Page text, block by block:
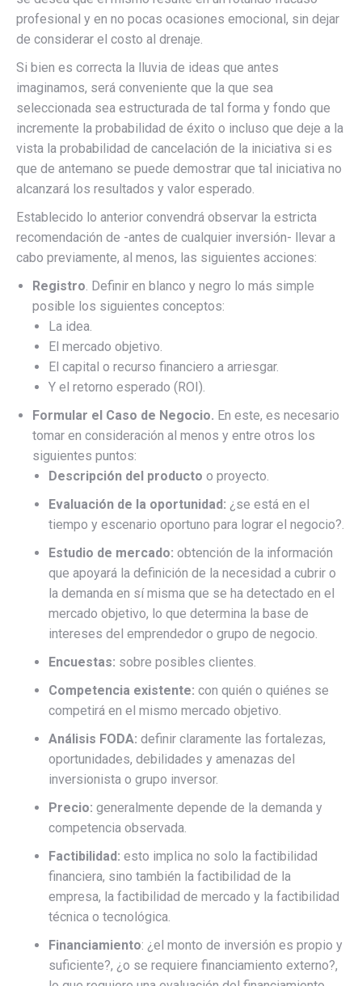
profesional y en no pocas ocasiones emocional, sin dejar
de considerar el costo al drenaje.
Si bien es correcta la lluvia de ideas que antes
imaginamos, será conveniente que la que sea
seleccionada sea estructurada de tal forma y fondo que
incremente la probabilidad de éxito o incluso que deje a la
vista la probabilidad de cancelación de la iniciativa si es
que de antemano se puede demostrar que tal iniciativa no
alcanzará los resultados y valor esperado.
Establecido lo anterior convendrá observar la estricta
recomendación de -antes de cualquier inversión- llevar a
cabo previamente, al menos, las siguientes acciones:
Registro. Definir en blanco y negro lo más simple
posible los siguientes conceptos:
La idea.
El mercado objetivo.
El capital o recurso financiero a arriesgar.
Y el retorno esperado (ROI).
Formular el Caso de Negocio. En este, es necesario
tomar en consideración al menos y entre otros los
siguientes puntos:
Descripción del producto o proyecto.
Evaluación de la oportunidad: ¿se está en el
tiempo y escenario oportuno para lograr el negocio?.
Estudio de mercado: obtención de la información
que apoyará la definición de la necesidad a cubrir o
la demanda en sí misma que se ha detectado en el
mercado objetivo, lo que determina la base de
intereses del emprendedor o grupo de negocio.
Encuestas: sobre posibles clientes.
Competencia existente: con quién o quiénes se
competirá en el mismo mercado objetivo.
Análisis FODA: definir claramente las fortalezas,
oportunidades, debilidades y amenazas del
inversionista o grupo inversor.
Precio: generalmente depende de la demanda y
competencia observada.
Factibilidad: esto implica no solo la factibilidad
financiera, sino también la factibilidad de la
empresa, la factibilidad de mercado y la factibilidad
técnica o tecnológica.
Financiamiento: ¿el monto de inversión es propio y
suficiente?, ¿o se requiere financiamiento externo?,